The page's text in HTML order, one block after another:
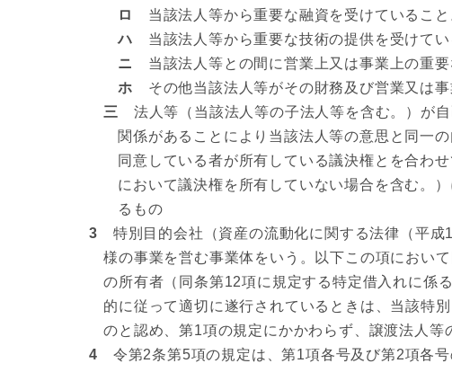
ロ
当該法人等から重要な融資を受けていること
ハ 当該法人等から重要な技術の提供を受けてい
ニ
当該法人等との間に営業上又は事業上の重要
ホ その他当該法人等がその財務及び営業又は
三
法人等（当該法人等の子法人等を含む。）が
関係があることにより当該法人等の意思と同一
同意している者が所有している議決権とを合わ
において議決権を所有していない場合を含む。
るもの
3 特別目的会社（資産の流動化に関する法律（平成
様の事業を営む事業体をいう。以下この項におい
の所有者（同条第12項に規定する特定借入れに係
的に従って適切に遂行されているときは、当該特
のと認め、第1項の規定にかかわらず、譲渡法人等
4 令第2条第5項の規定は、第1項各号及び第2項各